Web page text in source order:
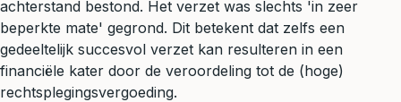
achterstand bestond. Het verzet was slechts 'in zeer
beperkte mate' gegrond. Dit betekent dat zelfs een
gedeeltelijk succesvol verzet kan resulteren in een
financiële kater door de veroordeling tot de (hoge)
rechtsplegingsvergoeding.